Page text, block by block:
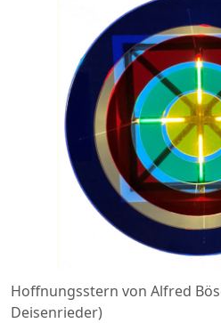
Hoffnungsstern von Alfred
Deisenrieder)